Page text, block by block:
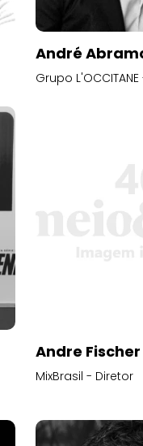
André
Grupo
Andre Fischer
MixBrasil - Diretor